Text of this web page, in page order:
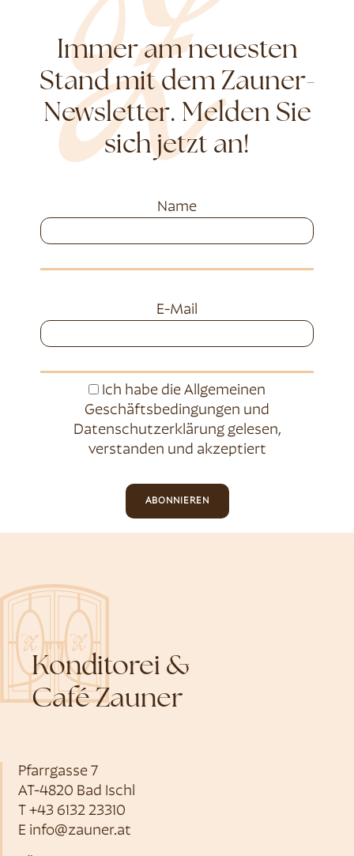
Immer am neuesten
Stand mit dem Zauner-
Newsletter. Melden Sie
sich jetzt an!
Name
E-Mail
Ich habe die Allgemeinen
Geschäftsbedingungen und
Datenschutzerklärunggelesen,
verstanden und akzeptiert
ABONNIEREN
Konditorei &
Café Zauner
Pfarrgasse 7
AT-4820 Bad Ischl
T +43 6132 23310
E info@zauner.at